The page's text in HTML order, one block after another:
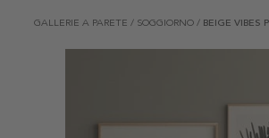
GALLERIE A PARETE / SOGGIORNO / BEIGE VIBES